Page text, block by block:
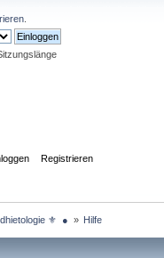
.
Registrieren
⚜  ● » Hilfe